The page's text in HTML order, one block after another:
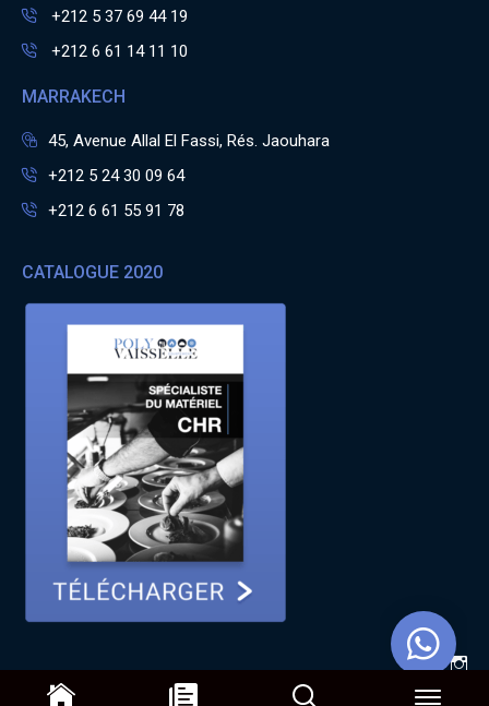
+212 5 37 69 44 19
+212 6 61 14 11 10
MARRAKECH
45, Avenue Allal El Fassi, Rés. Jaouhara
+212 5 24 30 09 64
+212 6 61 55 91 78
CATALOGUE 2020